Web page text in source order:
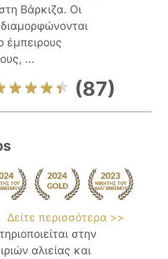
Βάρκιζα. Οι
έμπειρους
...
(87)
Δείτε περισσότερα >>
στην
αλιείας και